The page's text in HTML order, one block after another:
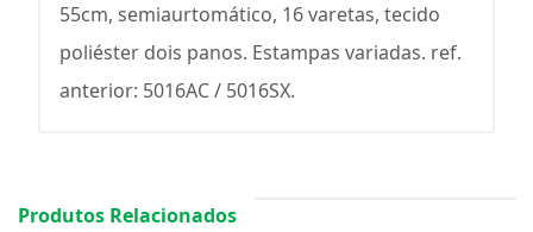
55cm, semiaurtomático, 16 varetas, tecido
poliéster dois panos. Estampas variadas. ref.
anterior: 5016AC / 5016SX.
Produtos Relacionados